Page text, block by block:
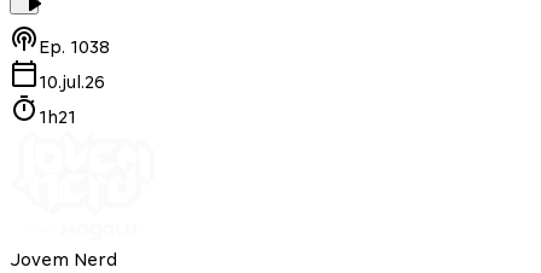
Ep. 1038
10.jul.26
1h21
Jovem Nerd